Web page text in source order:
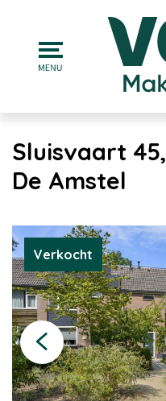
Sluisvaart
De Amstel
Verkocht